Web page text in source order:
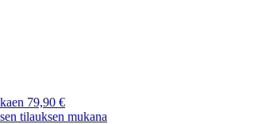
79,90 €
tilauksen mukana